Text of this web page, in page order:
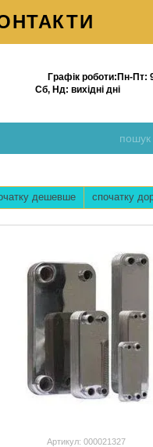
Графік роботи: Пн-Пт:
Сб, Нд:вихідні дні
дешевше спочатку
Артикул: 000021327